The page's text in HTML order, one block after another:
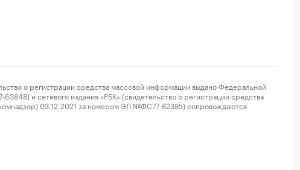
о регистрации средства массовой информации выдано Федеральной
и сетевого издания «РБК» (свидетельство о регистрации средства
03.12.2021 за номером ЭЛ №ФС77-82385) сопровождаются